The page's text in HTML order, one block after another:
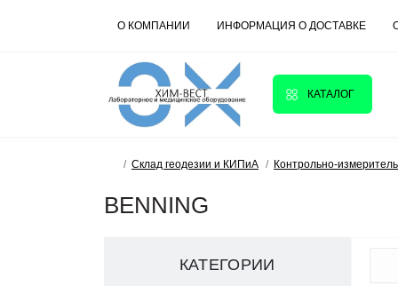
О КОМПАНИИ ИНФОРМАЦИЯ О ДОСТАВКЕ
КАТАЛОГ
Склад геодезии и КИПиА Контрольно-
BENNING
КАТЕГОРИИ